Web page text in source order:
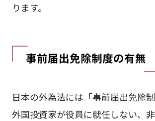
ります。
事前届出免除制度の有無
日本の外為法には「事前届出免除制
外国投資家が役員に就任しない、